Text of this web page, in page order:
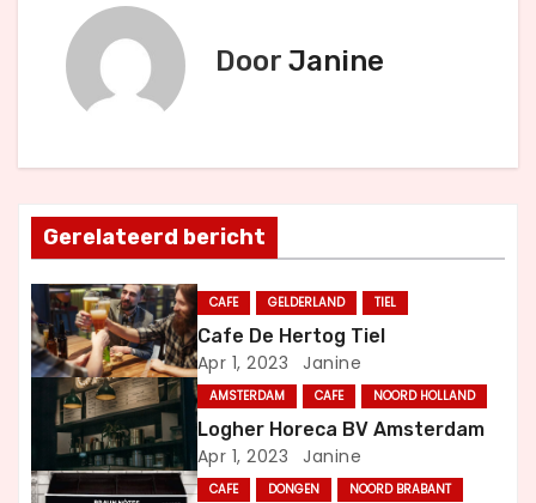
h
t
n
a
v
g
Door Janine
Gerelateerd bericht
CAFE GELDERLAND TIEL
Cafe De Hertog Tiel
Apr 1, 2023 Janine
AMSTERDAM CAFE NOORD HOLLAND
Logher Horeca BV Amsterdam
Apr 1, 2023 Janine
CAFE DONGEN NOORD BRABANT